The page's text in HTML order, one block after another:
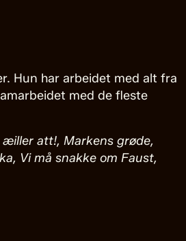
Hun har arbeidet med alt fra
med de fleste
att!, Markens grøde,
Vi må snakke om Faust,